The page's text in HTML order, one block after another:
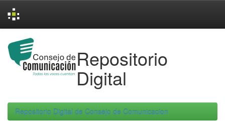
navigation
Repositorio
Digital
Repositorio Digital de Consejo de Comunicacion